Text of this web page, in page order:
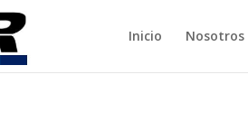
Inicio Nosotros